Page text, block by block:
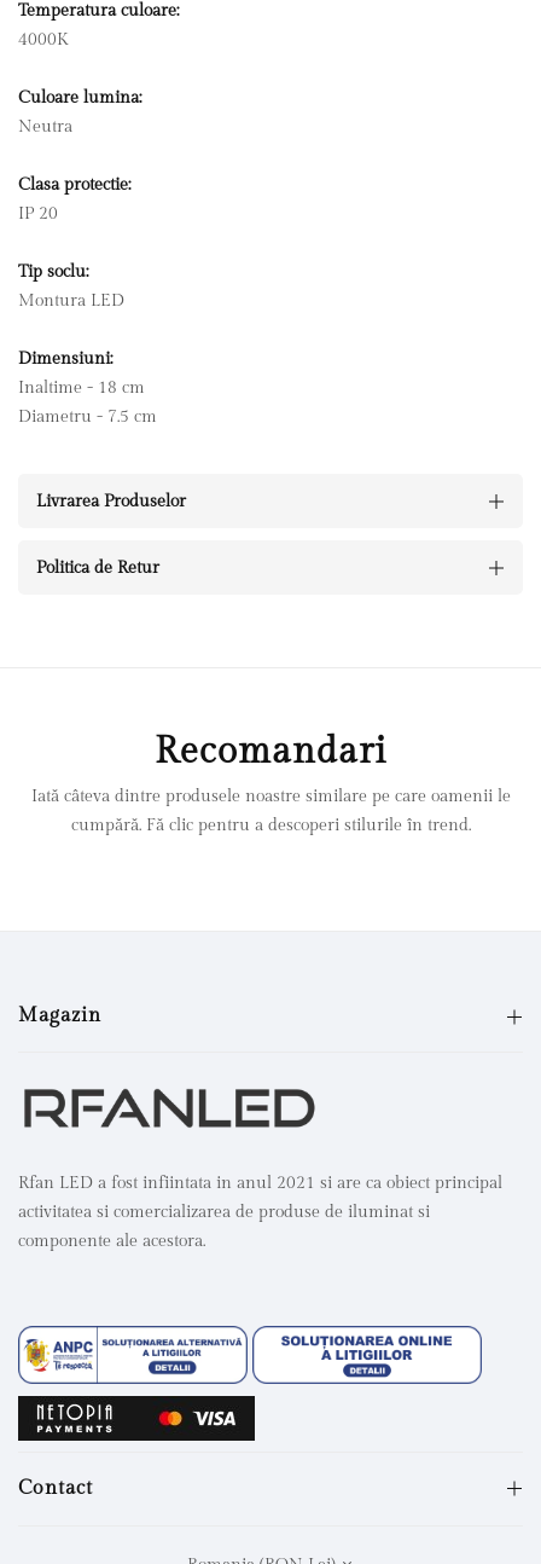
Temperatura culoare:
4000K
Culoare lumina:
Neutra
Clasa protectie:
IP 20
Tip soclu:
Montura LED
Dimensiuni:
Inaltime - 18 cm
Diametru - 7.5 cm
Livrarea Produselor
Politica de Retur
Recomandari
Iată câteva dintre produsele noastre similare pe care oamenii le
cumpără. Fă clic pentru a descoperi stilurile în trend.
Magazin
Rfan LED a fost infiintata in anul 2021 si are ca obiect principal
activitatea si comercializarea de produse de iluminat si
componente ale acestora.
Contact